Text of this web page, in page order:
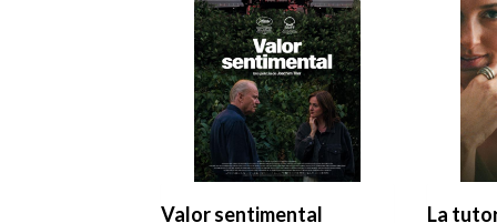
Valor sentimental La